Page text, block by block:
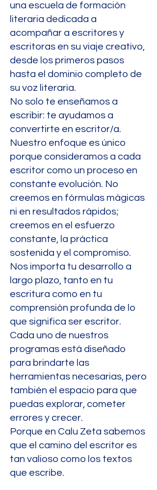
una escuela de formación
literaria dedicada a
acompañar a escritores y
escritoras en su viaje creativo,
desde los primeros pasos
hasta el dominio completo de
su voz literaria.
No solo te enseñamos a
escribir: te ayudamos a
convertirte en escritor/a.
Nuestro enfoque es único
porque consideramos a cada
escritor como un proceso en
constante evolución. No
creemos en fórmulas mágicas
ni en resultados rápidos;
creemos en el esfuerzo
constante, la práctica
sostenida y el compromiso.
Nos importa tu desarrollo a
largo plazo, tanto en tu
escritura como en tu
comprensión profunda de lo
que significa ser escritor.
Cada uno de nuestros
programas está diseñado
para brindarte las
herramientas necesarias, pero
también el espacio para que
puedas explorar, cometer
errores y crecer.
Porque en Calu Zeta sabemos
que el camino del escritor es
tan valioso como los textos
que escribe.